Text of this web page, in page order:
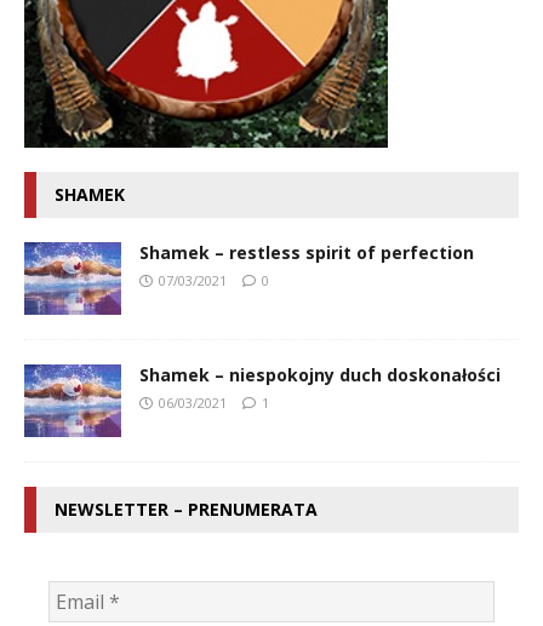
SHAMEK
Shamek – restless spirit of perfection
07/03/2021 0
Shamek – niespokojny duch doskonałości
06/03/2021 1
NEWSLETTER – PRENUMERATA